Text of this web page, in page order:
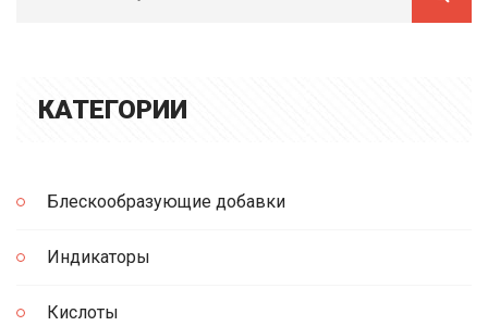
КАТЕГОРИИ
Блескообразующие добавки
Индикаторы
Кислоты